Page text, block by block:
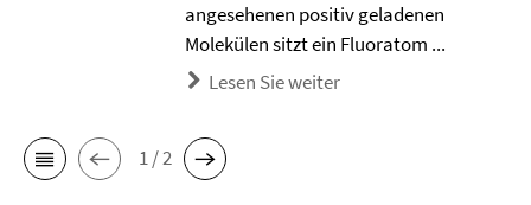
angesehenen positiv geladenen
Molekülen sitzt ein Fluoratom ...
Lesen Sie weiter
1 / 2